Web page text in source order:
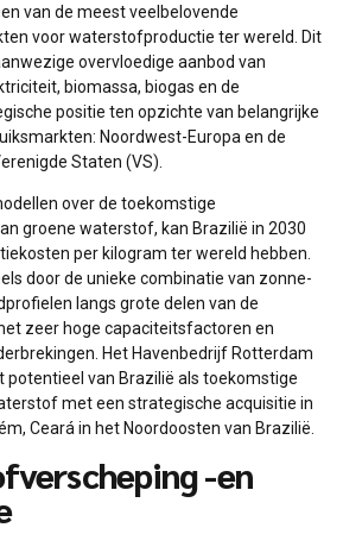
van de meest veelbelovende
voor waterstofproductie ter wereld. Dit
overvloedige aanbod van
biomassa, biogas en de
positie ten opzichte van belangrijke
Noordwest-Europa en de
Staten (VS).
over de toekomstige
groene waterstof, kan Brazilië in 2030
per kilogram ter wereld hebben.
door de unieke combinatie van zonne-
langs grote delen van de
zeer hoge capaciteitsfactoren en
Het Havenbedrijf Rotterdam
potentieel van Brazilië als toekomstige
met een strategische acquisitie in
Ceará in het Noordoosten van Brazilië.
-en